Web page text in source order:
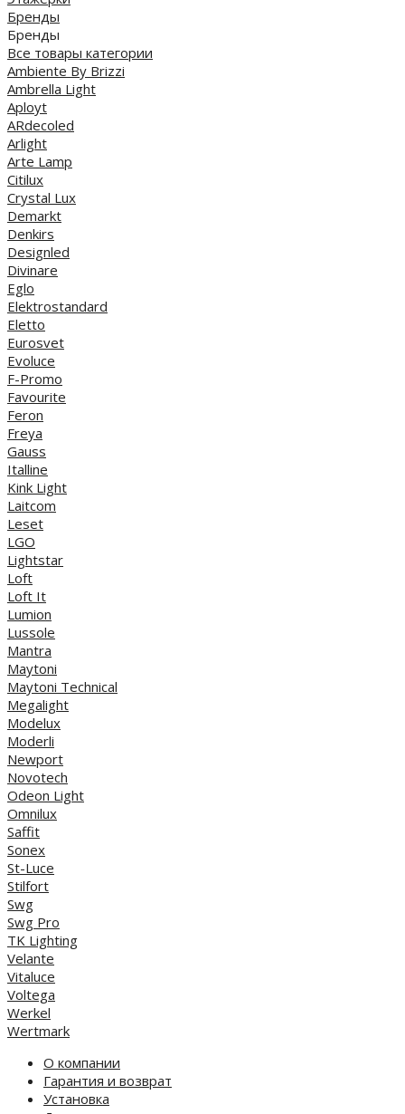
Бренды
Бренды
Все товары категории
Ambiente By Brizzi
Ambrella Light
Aployt
ARdecoled
Arlight
Arte Lamp
Citilux
Crystal Lux
Demarkt
Denkirs
Designled
Divinare
Eglo
Elektrostandard
Eletto
Eurosvet
Evoluce
F-Promo
Favourite
Feron
Freya
Gauss
Italline
Kink Light
Laitcom
Leset
LGO
Lightstar
Loft
Loft It
Lumion
Lussole
Mantra
Maytoni
Maytoni Technical
Megalight
Modelux
Moderli
Newport
Novotech
Odeon Light
Omnilux
Saffit
Sonex
St-Luce
Stilfort
Swg
Swg Pro
TK Lighting
Velante
Vitaluce
Voltega
Werkel
Wertmark
О компании
Гарантия и возврат
Установка